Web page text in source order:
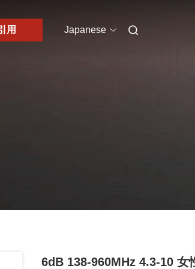
用 Japanese
6dB 138-960MHz 4.3-10 女